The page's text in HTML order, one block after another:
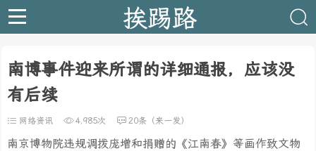
挨踢路
南博事件迎来所谓的详细通报，应该没
有后续
网络资讯 4,985次 20条（来一发）
南京博物院违规调拨庞增和捐赠的《江南春》等画作致文物